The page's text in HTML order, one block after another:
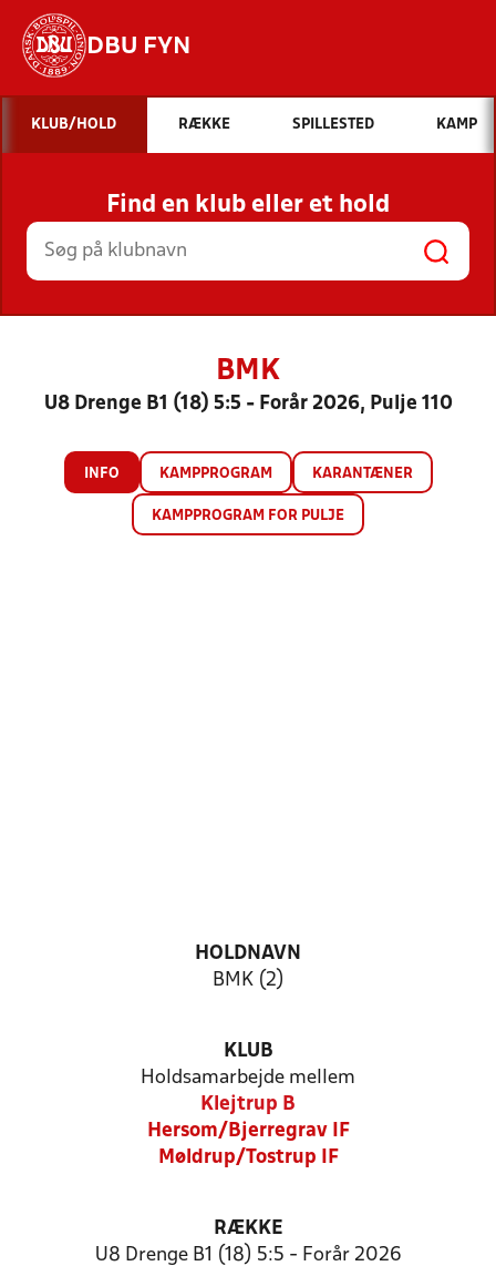
DBU FYN
Hvad vil du søge efter?
INDHOLD OG NYHEDER
STILLINGER, RESULTATER, KLUBBER OG
HOLD
KLUB/HOLD RÆKKE SPILLESTED KAMP
Find en klub eller et hold
BMK
U8 Drenge B1 (18) 5:5 - Forår 2026, Pulje 110
INFO KAMPPROGRAM KARANTÆNER
KAMPPROGRAM FOR PULJE
HOLDNAVN
BMK (2)
KLUB
Holdsamarbejde mellem
Klejtrup B
Hersom/Bjerregrav IF
Møldrup/Tostrup IF
RÆKKE
U8 Drenge B1 (18) 5:5 - Forår 2026